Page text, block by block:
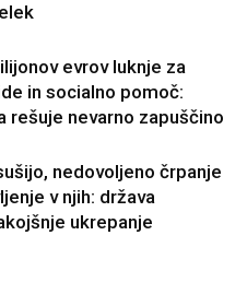
evrov luknje za
in socialno pomoč:
rešuje nevarno zapuščino
nedovoljeno črpanje
v njih: država
ukrepanje